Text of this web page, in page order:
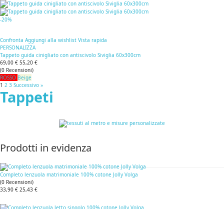
-20%
Confronta Aggiungi alla wishlist Vista rapida
PERSONALIZZA
Tappeto guida cinigliato con antiscivolo Siviglia 60x300cm
69,00 € 55,20 €
(0 Recensioni)
ROSSO Beige
1 2 3 Successivo »
Tappeti
Prodotti in evidenza
Completo lenzuola matrimoniale 100% cotone Jolly Volga
(0 Recensioni)
33,90 € 25,43 €